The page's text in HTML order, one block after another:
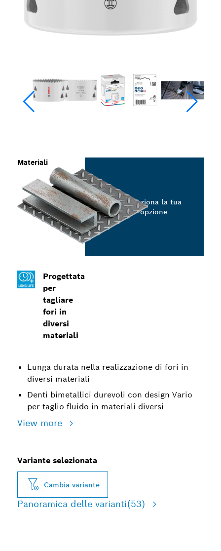
Progettata
per
tagliare
fori in
diversi
materiali
Lunga durata nella realizzazione di fori in
diversi materiali
Denti bimetallici durevoli con design Vario
per taglio fluido in materiali diversi
View more
Materiali
Seleziona la tua
opzione
Variante selezionata
Cambia variante
Panoramica delle varianti(53)